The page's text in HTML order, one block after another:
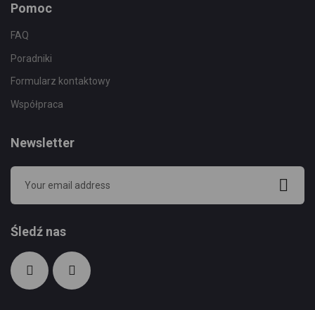
Pomoc
FAQ
Poradniki
Formularz kontaktowy
Współpraca
Newsletter
Śledź nas